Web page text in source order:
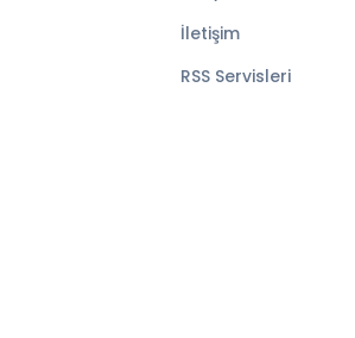
İletişim
RSS Servisleri